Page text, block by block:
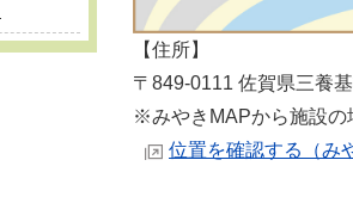
【住所】
〒849-0111 佐賀県三養
※みやきMAPから施設の
位置を確認する（み